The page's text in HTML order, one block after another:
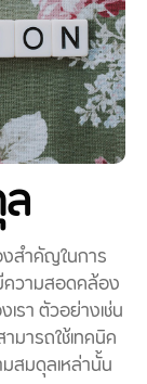
งสำคัญในการ
ความสอดคล้อง
รา ตัวอย่างเช่น
มารถใช้เทคนิค
สมดุลเหล่านั้น